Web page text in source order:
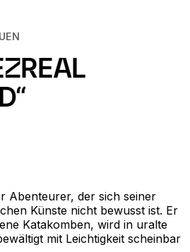
Abenteurer, der sich seiner
Künste nicht bewusst ist. Er
Katakomben, wird in uralte
mit Leichtigkeit scheinbar